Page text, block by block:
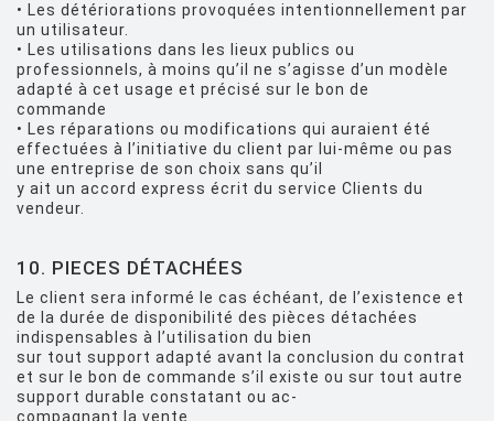
• Les détériorations provoquées intentionnellement par
un utilisateur.
• Les utilisations dans les lieux publics ou
professionnels, à moins qu’il ne s’agisse d’un modèle
adapté à cet usage et précisé sur le bon de
commande
• Les réparations ou modifications qui auraient été
effectuées à l’initiative du client par lui-même ou pas
une entreprise de son choix sans qu’il
y ait un accord express écrit du service Clients du
vendeur.
10. PIECES DÉTACHÉES
Le client sera informé le cas échéant, de l’existence et
de la durée de disponibilité des pièces détachées
indispensables à l’utilisation du bien
sur tout support adapté avant la conclusion du contrat
et sur le bon de commande s’il existe ou sur tout autre
support durable constatant ou ac-
compagnant la vente.